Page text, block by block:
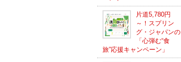
片道5,780円
～！スプリン
グ・ジャパンの
「心弾む“食
旅”応援キャンペーン」